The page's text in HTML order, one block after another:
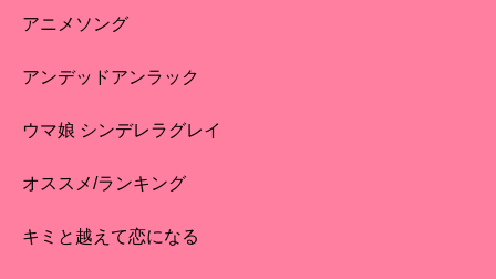
アニメソング
アンデッドアンラック
ウマ娘 シンデレラグレイ
オススメ/ランキング
キミと越えて恋になる